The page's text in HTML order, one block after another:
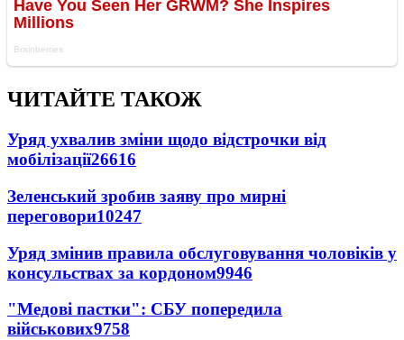
ЧИТАЙТЕ ТАКОЖ
Уряд ухвалив зміни щодо відстрочки від
мобілізації26616
Зеленський зробив заяву про мирні
переговори10247
Уряд змінив правила обслуговування чоловіків у
консульствах за кордоном9946
"Медові пастки": СБУ попередила
військових9758